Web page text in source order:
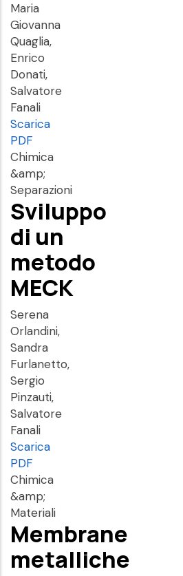
Maria
Giovanna
Quaglia,
Enrico
Donati,
Salvatore
Fanali
Scarica
PDF
Chimica
&amp;
Separazioni
Sviluppo
di un
metodo
MECK
Serena
Orlandini,
Sandra
Furlanetto,
Sergio
Pinzauti,
Salvatore
Fanali
Scarica
PDF
Chimica
&amp;
Materiali
Membrane
metalliche